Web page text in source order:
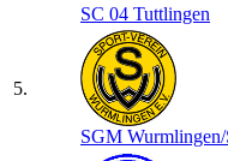
SC 04 Tuttlingen
5.
SGM